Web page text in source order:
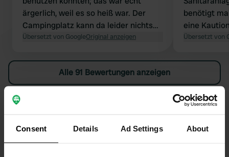
Consent Details Ad Settings About
ärgerlich, weil es so heiß war. Der
Campingplatz kann da leider nichts
machen. Duschen und Pool waren
Duschkarte bar zu bezahlen, dann
bekommt ihr sie auch bar zurück. Ich
habe mit Karte bezahlt und das Geld
Bank und ich solle dort anrufen.
Deshalb gibt es von mir nur 3 Sterne.
Übersetzt von GoogleOriginal anzeigen
benötigt
eine
Diese habe
Übersetzt von
Alle 91 Bewertungen anzeigen